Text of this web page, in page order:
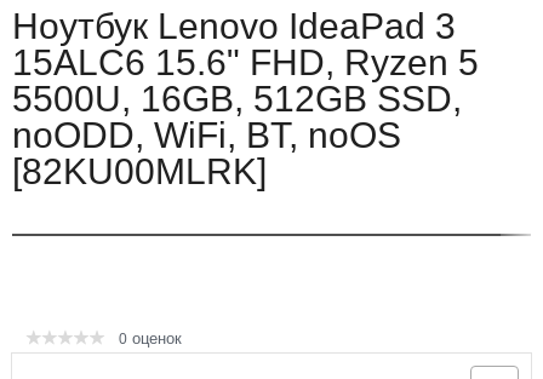
Ноутбук Lenovo IdeaPad 3
15ALC6 15.6" FHD, Ryzen 5
5500U, 16GB, 512GB SSD,
noODD, WiFi, BT, noOS
[82KU00MLRK]
0 оценок
Каталог продукции
Ноутбуки и ультрабуки
Компьютеры
Контакты
Контактная информация